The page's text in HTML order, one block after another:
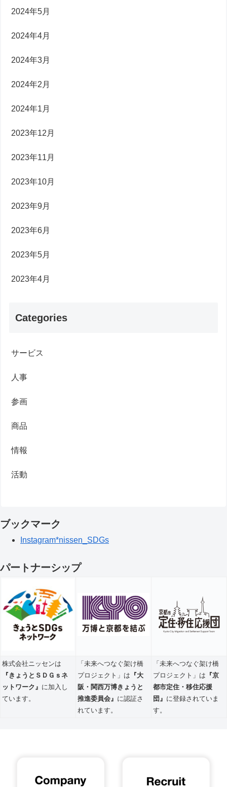
2024年5月
2024年4月
2024年3月
2024年2月
2024年1月
2023年12月
2023年11月
2023年10月
2023年9月
2023年6月
2023年5月
2023年4月
Categories
サービス
人事
参画
商品
情報
活動
ブックマーク
Instagram*nissen_SDGs
パートナーシップ
株式会社ニッセンは
『きょうとＳＤＧｓネ
ットワーク』 に加入し
ています。
「未来へつなぐ架け橋
プロジェクト」は 『大
阪・関西万博きょうと
推進委員会』 に認証さ
れています。
「未来へつなぐ架け橋
プロジェクト」は 『京
都市定住・移住応援
団』 に登録されていま
す。